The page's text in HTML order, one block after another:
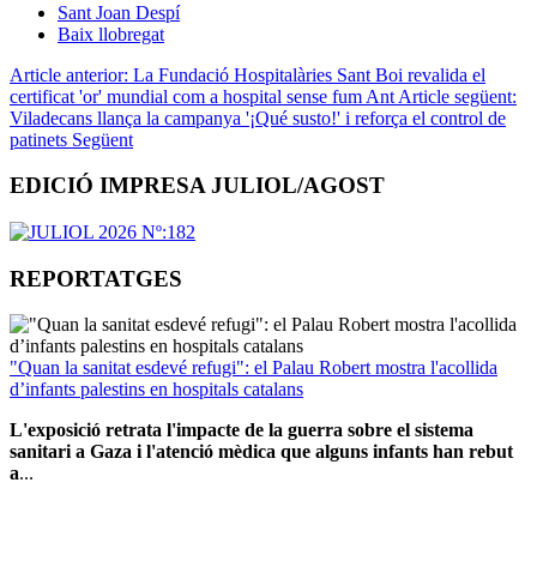
Sant Joan Despí
Baix llobregat
Article anterior: La Fundació Hospitalàries Sant Boi revalida el
certificat 'or' mundial com a hospital sense fum Ant Article següent:
Viladecans llança la campanya '¡Qué susto!' i reforça el control de
patinets Següent
EDICIÓ IMPRESA JULIOL/AGOST
REPORTATGES
"Quan la sanitat esdevé refugi": el Palau Robert mostra l'acollida
d’infants palestins en hospitals catalans
L'exposició retrata l'impacte de la guerra sobre el sistema
sanitari a Gaza i l'atenció mèdica que alguns infants han rebut
a...